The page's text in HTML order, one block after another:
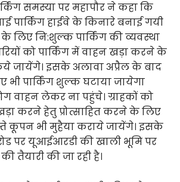
समस्या पर महापौर ने कहा कि
पार्किग हाईवे के किनारे बनाई गयी
के लिए नि:शुल्क पार्किंग की व्यवस्था
को पार्किंग में वाहन खड़ा करने के
जायेंगे। इसके अलावा अप्रैल के बाद
पार्किंग शुल्क घटाया जायेगा
वाहन लेकर ना पहुंचे। ग्राहकों को
करने हेतु प्रोत्साहित करने के लिए
कूपन भी मुहैया कराये जायेंगे। इसके
पर यूआईआरडी की खाली भूमि पर
तैयारी की जा रही है।